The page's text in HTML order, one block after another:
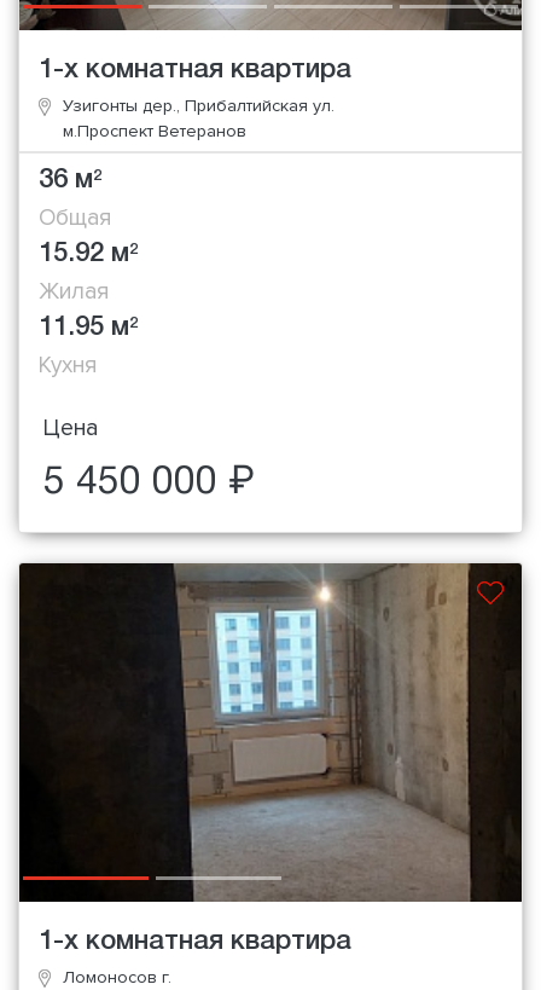
1-х комнатная квартира
Узигонты дер., Прибалтийская ул.
м.Проспект Ветеранов
36 м2
Общая
15.92 м2
Жилая
11.95 м2
Кухня
Цена
5 450 000 ₽
1-х комнатная квартира
Ломоносов г.